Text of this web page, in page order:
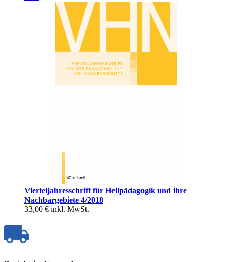
Vierteljahresschrift für Heilpädagogik und ihre
Nachbargebiete 4/2018
33,00 € inkl. MwSt.